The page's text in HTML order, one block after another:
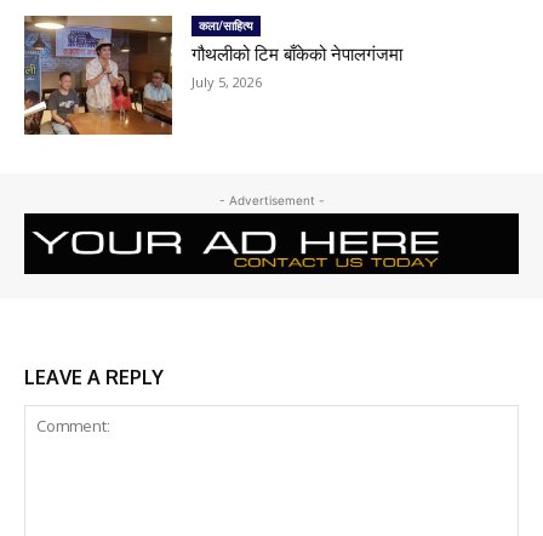
कला/साहित्य
गौथलीको टिम बाँकेको नेपालगंजमा
July 5, 2026
- Advertisement -
LEAVE A REPLY